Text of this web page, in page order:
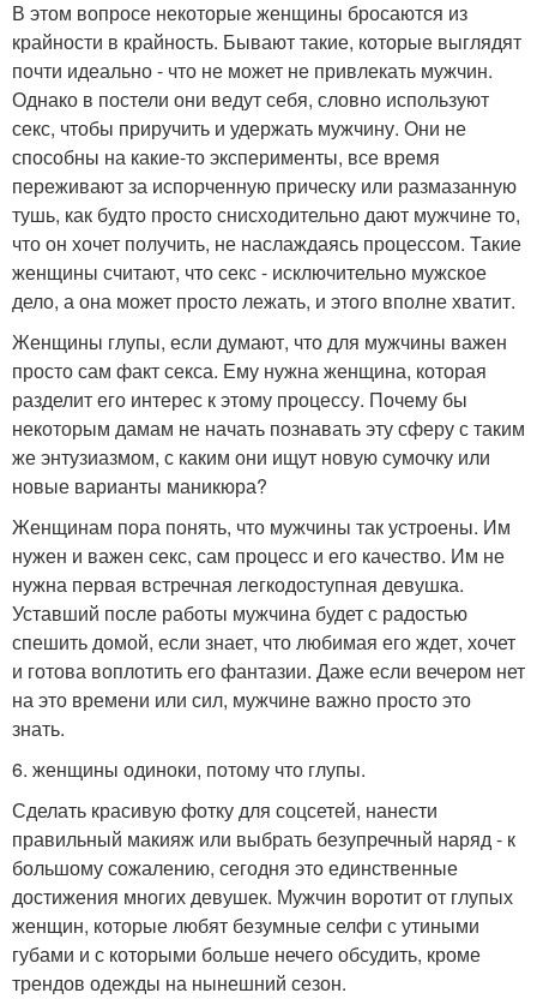
В этом вопросе некоторые женщины бросаются из
крайности в крайность. Бывают такие, которые выглядят
почти идеально - что не может не привлекать мужчин.
Однако в постели они ведут себя, словно используют
секс, чтобы приручить и удержать мужчину. Они не
способны на какие-то эксперименты, все время
переживают за испорченную прическу или размазанную
тушь, как будто просто снисходительно дают мужчине то,
что он хочет получить, не наслаждаясь процессом. Такие
женщины считают, что секс - исключительно мужское
дело, а она может просто лежать, и этого вполне хватит.
Женщины глупы, если думают, что для мужчины важен
просто сам факт секса. Ему нужна женщина, которая
разделит его интерес к этому процессу. Почему бы
некоторым дамам не начать познавать эту сферу с таким
же энтузиазмом, с каким они ищут новую сумочку или
новые варианты маникюра?
Женщинам пора понять, что мужчины так устроены. Им
нужен и важен секс, сам процесс и его качество. Им не
нужна первая встречная легкодоступная девушка.
Уставший после работы мужчина будет с радостью
спешить домой, если знает, что любимая его ждет, хочет
и готова воплотить его фантазии. Даже если вечером нет
на это времени или сил, мужчине важно просто это
знать.
6. женщины одиноки, потому что глупы.
Сделать красивую фотку для соцсетей, нанести
правильный макияж или выбрать безупречный наряд - к
большому сожалению, сегодня это единственные
достижения многих девушек. Мужчин воротит от глупых
женщин, которые любят безумные селфи с утиными
губами и с которыми больше нечего обсудить, кроме
трендов одежды на нынешний сезон.